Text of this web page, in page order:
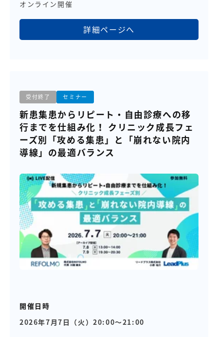
オンライン開催
詳細ページへ
受付終了 セミナー
新患集患からリピート・自由診療への移
行までを仕組み化！ クリニック成長フェ
ーズ別「攻める集患」と「崩れない院内
導線」の最適バランス
開催日時
2026年7月7日（火）20:00～21:00